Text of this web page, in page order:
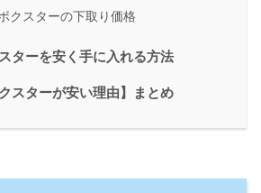
クスターの下取り価格
ターを安く手に入れる方法
スターが安い理由】まとめ